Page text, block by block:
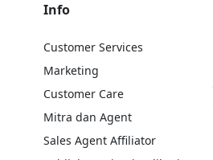
Info
Customer Services
Marketing
Customer Care
Mitra dan Agent
Sales Agent Affiliator